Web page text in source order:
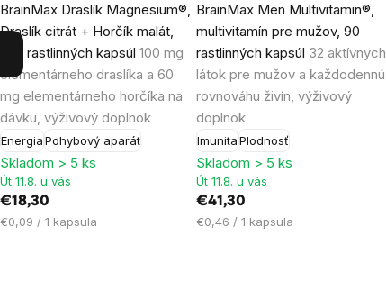
BrainMax Draslík Magnesium®,
Draslík citrát + Horčík malát,
200 rastlinných kapsúl 100 mg
elementárneho draslíka a 60
mg elementárneho horčíka na
dávku, výživový doplnok
EnergiaPohybový aparát
hodnotenie
produktu
5,0
z
5
hviezdičiek.
Skladom > 5 ks
Út 11.8. u vás
€18,30
Jednotková
€0,09 / 1 kapsula
BrainMax Men Multivitamin®,
multivitamín pre mužov, 90
rastlinných kapsúl 32 aktívnych
látok pre mužov a každodennú
rovnováhu živín, výživový
doplnok
ImunitaPlodnosť
hodnotenie
produktu
je
5,0
z
5
hviezdičiek.
Skladom > 5 ks
Út 11.8. u vás
€41,30
Jednotková
€0,46 / 1 kapsula